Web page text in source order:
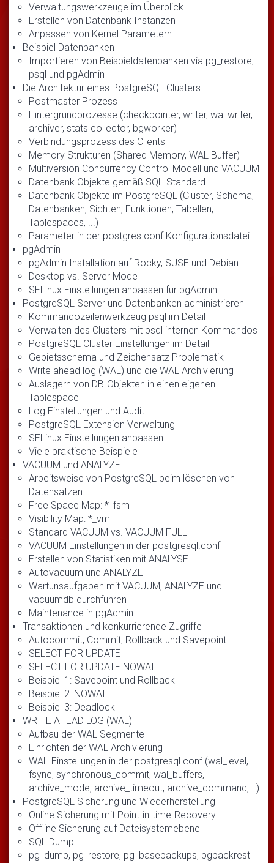
Verwaltungswerkzeuge im Überblick
Erstellen von Datenbank Instanzen
Anpassen von Kernel Parametern
Beispiel Datenbanken
Importieren von Beispieldatenbanken via pg_restore,
psql und pgAdmin
Die Architektur eines PostgreSQL Clusters
Postmaster Prozess
Hintergrundprozesse (checkpointer, writer, wal writer,
archiver, stats collector, bgworker)
Verbindungsprozess des Clients
Memory Strukturen (Shared Memory, WAL Buffer)
Multiversion Concurrency Control Modell und VACUUM
Datenbank Objekte gemäß SQL-Standard
Datenbank Objekte im PostgreSQL (Cluster, Schema,
Datenbanken, Sichten, Funktionen, Tabellen,
Tablespaces, ...)
Parameter in der postgres.conf Konfigurationsdatei
pgAdmin
pgAdmin Installation auf Rocky, SUSE und Debian
Desktop vs. Server Mode
SELinux Einstellungen anpassen für pgAdmin
PostgreSQL Server und Datenbanken administrieren
Kommandozeilenwerkzeug psql im Detail
Verwalten des Clusters mit psql internen Kommandos
PostgreSQL Cluster Einstellungen im Detail
Gebietsschema und Zeichensatz Problematik
Write ahead log (WAL) und die WAL Archivierung
Auslagern von DB-Objekten in einen eigenen
Tablespace
Log Einstellungen und Audit
PostgreSQL Extension Verwaltung
SELinux Einstellungen anpassen
Viele praktische Beispiele
VACUUM und ANALYZE
Arbeitsweise von PostgreSQL beim löschen von
Datensätzen
Free Space Map: *_fsm
Visibility Map: *_vm
Standard VACUUM vs. VACUUM FULL
VACUUM Einstellungen in der postgresql.conf
Erstellen von Statistiken mit ANALYSE
Autovacuum und ANALYZE
Wartunsaufgaben mit VACUUM, ANALYZE und
vacuumdb durchführen
Maintenance in pgAdmin
Transaktionen und konkurrierende Zugriffe
Autocommit, Commit, Rollback und Savepoint
SELECT FOR UPDATE
SELECT FOR UPDATE NOWAIT
Beispiel 1: Savepoint und Rollback
Beispiel 2: NOWAIT
Beispiel 3: Deadlock
WRITE AHEAD LOG (WAL)
Aufbau der WAL Segmente
Einrichten der WAL Archivierung
WAL-Einstellungen in der postgresql.conf (wal_level,
fsync, synchronous_commit, wal_buffers,
archive_mode, archive_timeout, archive_command,...)
PostgreSQL Sicherung und Wiederherstellung
Online Sicherung mit Point-in-time-Recovery
Offline Sicherung auf Dateisystemebene
SQL Dump
pg_dump, pg_restore, pg_basebackups, pgbackrest